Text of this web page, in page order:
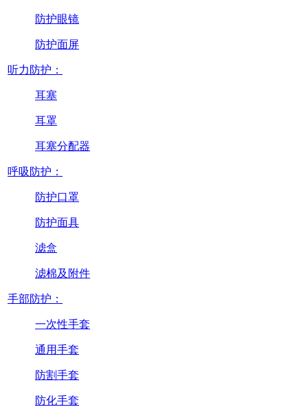
防护眼镜
防护面屏
听力防护：
耳塞
耳罩
耳塞分配器
呼吸防护：
防护口罩
防护面具
滤盒
滤棉及附件
手部防护：
一次性手套
通用手套
防割手套
防化手套